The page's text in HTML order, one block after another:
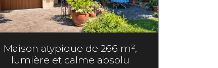
Maison atypique de 266 m²,
lumière et calme absolu